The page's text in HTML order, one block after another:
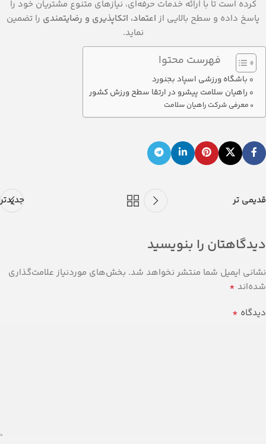
کرده است تا با ارائه خدمات حرفه‌ای، نیازهای متنوع مشتریان خود را
پاسخ داده و سطح بالایی از اعتماد، اتکا‌پذیری و رضایتمندی را تضمین
نماید.
فهرست محتوا
باشگاه ورزشی اسپاد بجنورد
راهیان سلامت پیشرو در ارتقا سطح ورزش کشور
معرفی شرکت راهیان سلامت
جدیدتر قدیمی تر
دیدگاهتان را بنویسید
نشانی ایمیل شما منتشر نخواهد شد. بخش‌های موردنیاز علامت‌گذاری
شده‌اند *
دیدگاه *